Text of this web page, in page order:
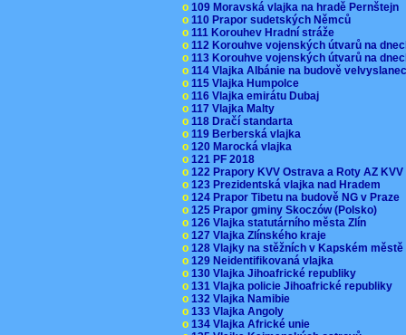
o 109 Moravská vlajka na hradě Pernštejn
o 110 Prapor sudetských Němců
o 111 Korouhev Hradní stráže
o 112 Korouhve vojenských útvarů na
o 113 Korouhve vojenských útvarů na
o 114 Vlajka Albánie na budově
o 115 Vlajka Humpolce
o 116 Vlajka emirátu Dubaj
o 117 Vlajka Malty
o 118 Dračí standarta
o 119 Berberská vlajka
o 120 Marocká vlajka
o 121 PF 2018
o 122 Prapory KVV Ostrava a Roty AZ
o 123 Prezidentská vlajka nad Hradem
o 124 Prapor Tibetu na budově NG v Praze
o 125 Prapor gminy Skoczów (Polsko)
o 126 Vlajka statutárního města Zlín
o 127 Vlajka Zlínského kraje
o 128 Vlajky na stěžních v Kapském
o 129 Neidentifikovaná vlajka
o 130 Vlajka Jihoafrické republiky
o 131 Vlajka policie Jihoafrické republiky
o 132 Vlajka Namibie
o 133 Vlajka Angoly
o 134 Vlajka Africké unie